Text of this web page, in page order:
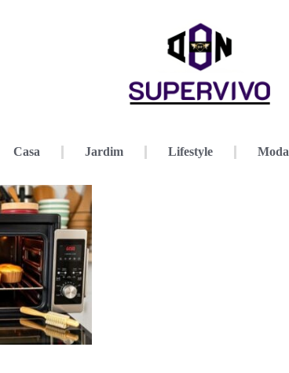
Casa Jardim Lifestyle Moda